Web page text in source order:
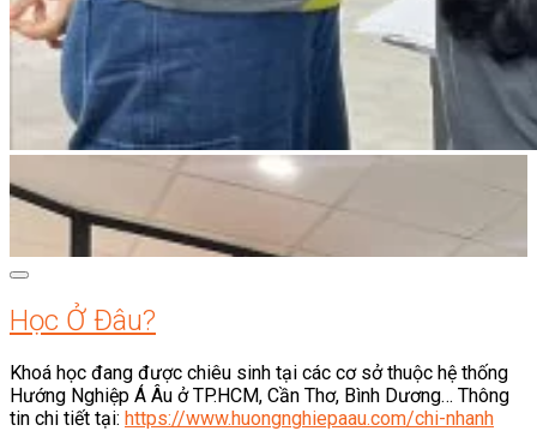
Học Ở Đâu?
Khoá học đang được chiêu sinh tại các cơ sở thuộc hệ thống
Hướng Nghiệp Á Âu ở TP.HCM, Cần Thơ, Bình Dương… Thông
tin chi tiết tại: https://www.huongnghiepaau.com/chi-nhanh